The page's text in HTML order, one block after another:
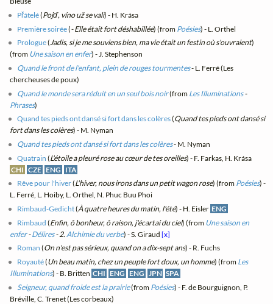
Přátelé(Pojď, víno už se valí) - H. Krása
Première soirée(- Elle était fort déshabillée) (from Poésies) - L. Orthel
Prologue(Jadis, si je me souviens bien, ma vie était un festin où s'ouvraient)
(from Une saison en enfer) - J. Stephenson
Quand le front de l'enfant, plein de rouges tourmentes- L. Ferré (Les
chercheuses de poux)
Quand le monde sera réduit en un seul bois noir(from Les Illuminations-
Phrases)
Quand tes pieds ont dansé si fort dans les colères(Quand tes pieds ont dansé si
fort dans les colères) - M. Nyman
Quand tes pieds ont dansé si fort dans les colères- M. Nyman
Quatrain (L'étoile a pleuré rose au cœur de tes oreilles) - F. Farkas, H. Krása
CHI CZE ENG ITA
Rêve pour l'hiver(L'hiver, nous irons dans un petit wagon rose) (from Poésies) -
L. Ferré, L. Hoiby, L. Orthel, N. Phuc Buu Phoi
Rimbaud-Gedicht(À quatre heures du matin, l'été) - H. Eisler ENG
Rimbaud (Enfin, ô bonheur, ô raison, j'écartai du ciel) (from Une saison en
enfer-Délires- 2. Alchimie du verbe) - S. Giraud[x]
Roman (On n'est pas sérieux, quand on a dix-sept ans) - R. Fuchs
Royauté(Un beau matin, chez un peuple fort doux, un homme) (from Les
Illuminations) - B. Britten CHI ENG ENG JPN SPA
Seigneur, quand froide est la prairie(from Poésies) - F. de Bourguignon, P.
Bréville, C. Trenet (Les corbeaux)